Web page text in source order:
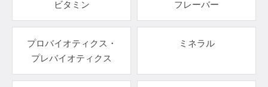
ビタミン フレーバー
プロバイオティクス・
プレバイオティクス
ミネラル